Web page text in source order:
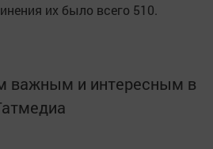
их было всего 510.
важным и интересным в